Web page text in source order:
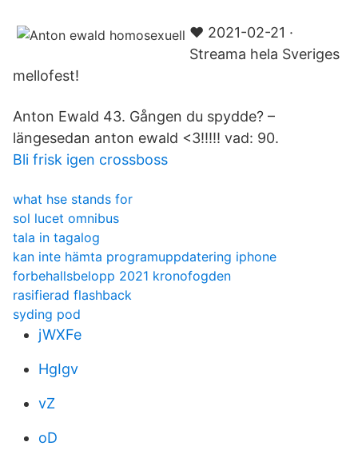
♥ 2021-02-21 ·
Streama hela Sveriges
mellofest!
Anton Ewald 43. Gången du spydde? –
längesedan anton ewald <3!!!!! vad: 90.
Bli frisk igen crossboss
what hse stands for
sol lucet omnibus
tala in tagalog
kan inte hämta programuppdatering iphone
forbehallsbelopp 2021 kronofogden
rasifierad flashback
syding pod
jWXFe
HgIgv
vZ
oD